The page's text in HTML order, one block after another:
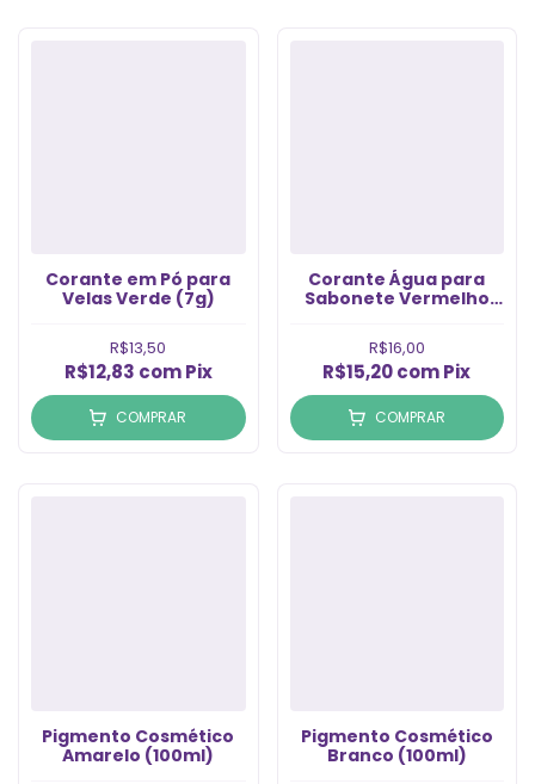
Corante em Pó para
Velas Verde (7g)
R$13,50
R$12,83 com Pix
COMPRAR
Corante Água para
Sabonete Vermelho
R$16,00
R$15,20comPix
COMPRAR
Pigmento Cosmético
Amarelo (100ml)
Pigmento Cosmético
Branco (100ml)